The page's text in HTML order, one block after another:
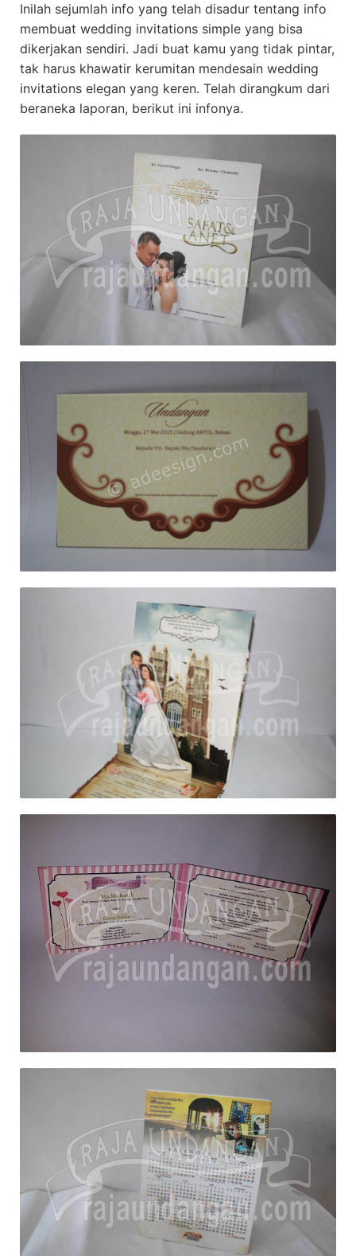
Inilah sejumlah info yang telah disadur tentang info
membuat wedding invitations simple yang bisa
dikerjakan sendiri. Jadi buat kamu yang tidak pintar,
tak harus khawatir kerumitan mendesain wedding
invitations elegan yang keren. Telah dirangkum dari
beraneka laporan, berikut ini infonya.